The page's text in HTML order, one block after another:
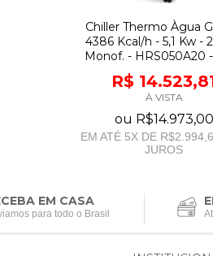
Chiller Thermo Àgua
4386 Kcal/h - 5,1 Kw -
Monof. - HRS050A20
R$
À VISTA
ou R$14.973,00
EM ATÉ 5X DE
JUROS
EM CASA
para todo o Brasil